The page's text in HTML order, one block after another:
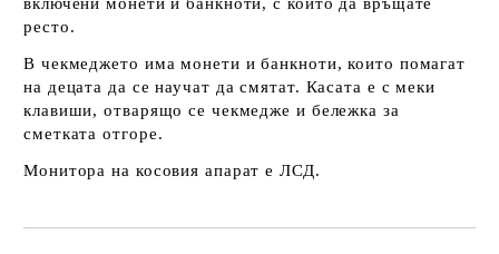
ресто.
В чекмеджето има монети и банкноти, които помагат
на децата да се научат да смятат. Касата е с меки
клавиши, отварящо се чекмедже и бележка за
сметката отгоре.
Монитора на косовия апарат е ЛСД.